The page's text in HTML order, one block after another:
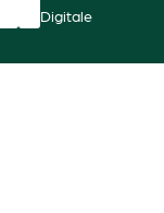
Digitale